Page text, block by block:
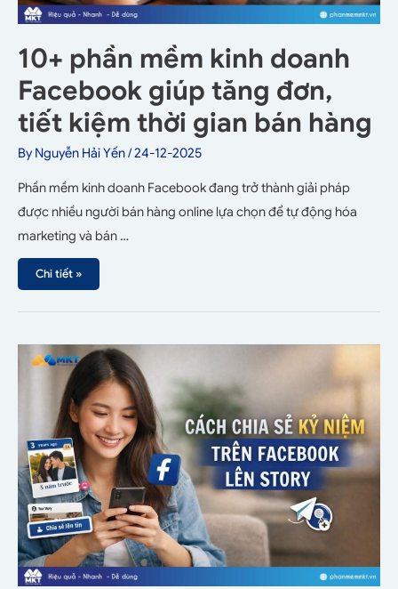
10+ phần mềm kinh doanh
Facebook giúp tăng đơn,
tiết kiệm thời gian bán hàng
ByNguyễn Hải Yến/24-12-2025
Phần mềm kinh doanh Facebook đang trở thành giải pháp
được nhiều người bán hàng online lựa chọn để tự động hóa
marketing và bán …
Chi tiết »